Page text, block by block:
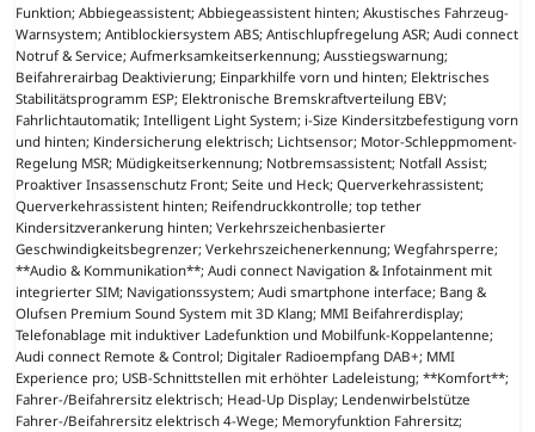
Funktion; Abbiegeassistent; Abbiegeassistent hinten; Akustisches Fahrzeug-
Warnsystem; Antiblockiersystem ABS; Antischlupfregelung ASR; Audi connect
Notruf & Service; Aufmerksamkeitserkennung; Ausstiegswarnung;
Beifahrerairbag Deaktivierung; Einparkhilfe vorn und hinten; Elektrisches
Stabilitätsprogramm ESP; Elektronische Bremskraftverteilung EBV;
Fahrlichtautomatik; Intelligent Light System; i-Size Kindersitzbefestigung vorn
und hinten; Kindersicherung elektrisch; Lichtsensor; Motor-Schleppmoment-
Regelung MSR; Müdigkeitserkennung; Notbremsassistent; Notfall Assist;
Proaktiver Insassenschutz Front; Seite und Heck; Querverkehrassistent;
Querverkehrassistent hinten; Reifendruckkontrolle; top tether
Kindersitzverankerung hinten; Verkehrszeichenbasierter
Geschwindigkeitsbegrenzer; Verkehrszeichenerkennung; Wegfahrsperre;
**Audio & Kommunikation**; Audi connect Navigation & Infotainment mit
integrierter SIM; Navigationssystem; Audi smartphone interface; Bang &
Olufsen Premium Sound System mit 3D Klang; MMI Beifahrerdisplay;
Telefonablage mit induktiver Ladefunktion und Mobilfunk-Koppelantenne;
Audi connect Remote & Control; Digitaler Radioempfang DAB+; MMI
Experience pro; USB-Schnittstellen mit erhöhter Ladeleistung; **Komfort**;
Fahrer-/Beifahrersitz elektrisch; Head-Up Display; Lendenwirbelstütze
Fahrer-/Beifahrersitz elektrisch 4-Wege; Memoryfunktion Fahrersitz;